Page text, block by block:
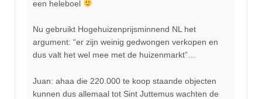
een heleboel
Nu gebruikt Hogehuizenprijsminnend NL het
argument: “er zijn weinig gedwongen verkopen en
dus valt het wel mee met de huizenmarkt”…
Juan: ahaa die 220.000 te koop staande objecten
kunnen dus allemaal tot Sint Juttemus wachten de